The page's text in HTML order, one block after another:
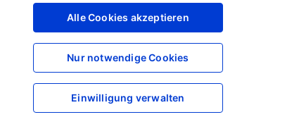
Alle Cookies akzeptieren
Nur notwendige Cookies
Einwilligung verwalten
XXXXXXX
XXXXXXX
XXXXXXX
XXXXXXX
Konto eröffnenum Zugriff auf mehr